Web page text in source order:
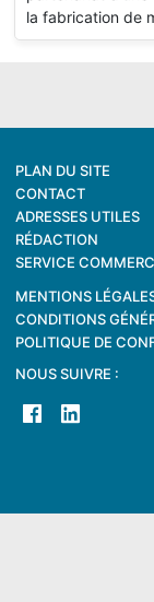
la fabrication de
PLAN DU SITE
CONTACT
ADRESSES UTILES
RÉDACTION
SERVICE
MENTIONS
CONDITIONS
POLITIQUE DE
NOUS SUIVRE :